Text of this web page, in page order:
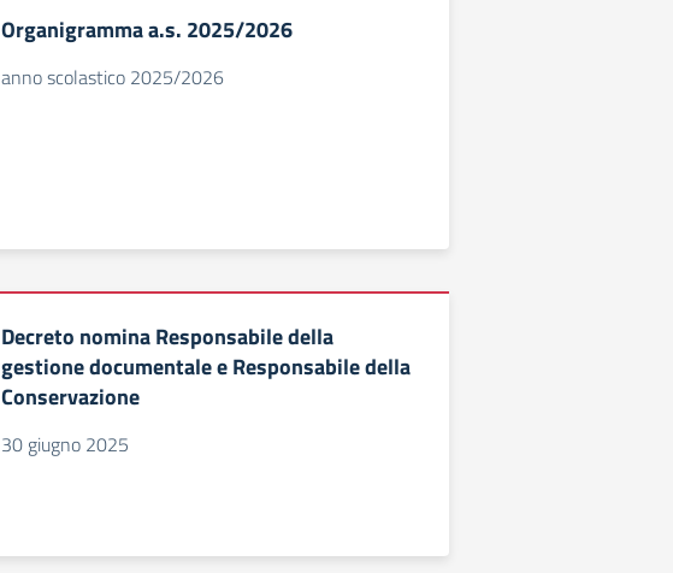
Organigramma a.s. 2025/2026
anno scolastico 2025/2026
Decreto nomina Responsabile della
gestione documentale e Responsabile della
Conservazione
30 giugno 2025